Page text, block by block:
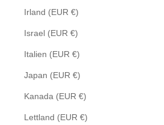
Irland (EUR €)
Israel (EUR €)
Italien (EUR €)
Japan (EUR €)
Kanada (EUR €)
Lettland (EUR €)